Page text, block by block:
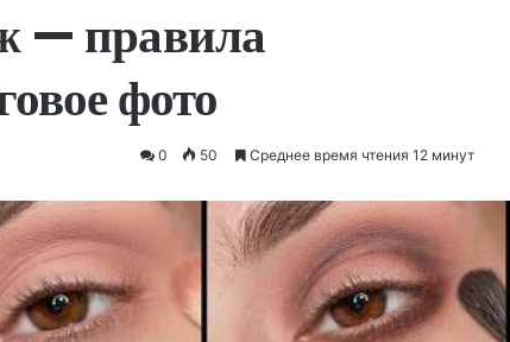
— правила
фото
0 50 Среднее время чтения 12 минут